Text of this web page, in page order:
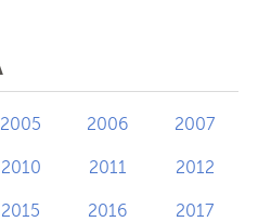
2005 2006 2007
2010 2011 2012
2015 2016 2017